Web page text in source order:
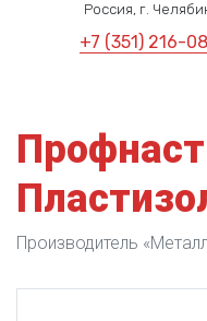
Россия, г.
+7 (351) 216-
Производитель